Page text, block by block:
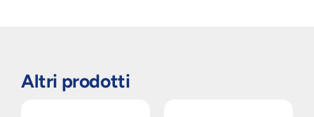
Altri prodotti